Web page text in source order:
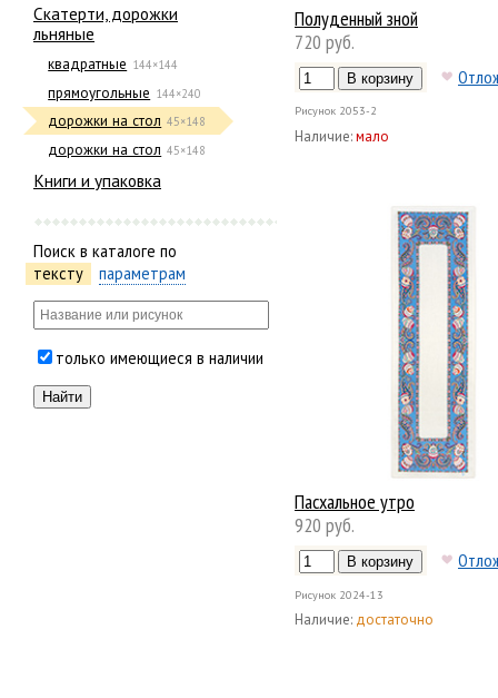
Скатерти, дорожки
льняные
квадратные 144×144
прямоугольные 144×240
дорожки на стол 45×148
дорожки на стол 45×148
Книги и упаковка
Поиск в каталоге по
тексту
параметрам
только имеющиеся в наличии
Полуденный зной
720 руб.
Рисунок 2053-2
Наличие:мало
Пасхальное утро
920 руб.
Рисунок 2024-13
Наличие: достаточно